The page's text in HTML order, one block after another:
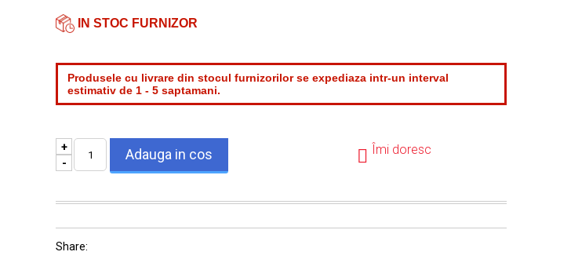
IN STOC FURNIZOR
Produsele cu livrare din stocul furnizorilor se expediaza intr-un interval
estimativ de 1 - 5 saptamani.
+
-
Îmi doresc
Share: